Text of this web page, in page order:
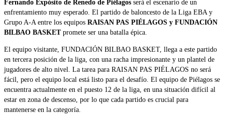
Fernando Expósito de Renedo de Piélagos será el escenario de un
enfrentamiento muy esperado. El partido de baloncesto de la Liga EBA y
Grupo A-A entre los equipos RAISAN PAS PIÉLAGOS y FUNDACIÓN
BILBAO BASKETpromete ser una batalla épica.
El equipo visitante, FUNDACIÓN BILBAO BASKET, llega a este partido
en tercera posición de la liga, con una racha impresionante y un plantel de
jugadores de alto nivel. La tarea para RAISAN PAS PIÉLAGOS no será
fácil, pero el equipo local está listo para el desafío. El equipo de Piélagos se
encuentra actualmente en el puesto 12 de la liga, en una situación difícil al
estar en zona de descenso, por lo que cada partido es crucial para
mantenerse en la categoría.